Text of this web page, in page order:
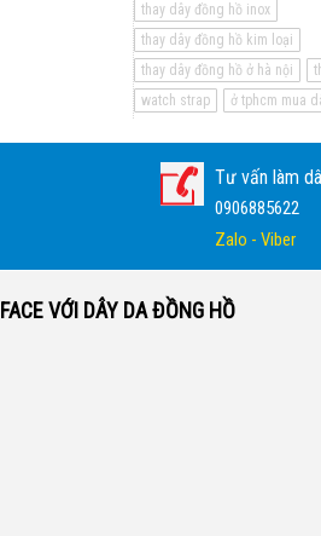
thay dây đồng hồ inox
thay dây đồng hồ kim loại
thay dây đồng hồ ở hà nội
watch strap
ở tphcm mua
Tư vấn làm
0906885622
Zalo - Viber
FACE VỚI DÂY DA ĐỒNG HỒ